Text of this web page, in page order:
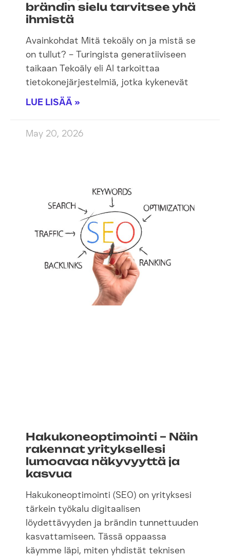
brändin sielu tarvitsee yhä
ihmistä
Avainkohdat Mitä tekoäly on ja mistä se
on tullut? – Turingista generatiiviseen
taikaan Tekoäly eli AI tarkoittaa
tietokonejärjestelmiä, jotka kykenevät
LUE LISÄÄ »
May 20, 2026
Hakukoneoptimointi – Näin
rakennat yrityksellesi
lumoavaa näkyvyyttä ja
kasvua
Hakukoneoptimointi (SEO) on yrityksesi
tärkein työkalu digitaalisen
löydettävyyden ja brändin tunnettuuden
kasvattamiseen. Tässä oppaassa
käymme läpi, miten yhdistät teknisen